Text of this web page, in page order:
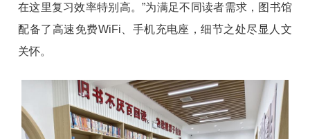
在这里复习效率特别高。”为满足不同读者需求，图书馆
配备了高速免费WiFi、手机充电座，细节之处尽显人文
关怀。